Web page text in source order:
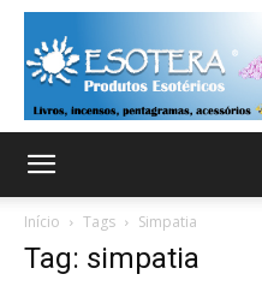
Início Tags Simpatia
Tag: simpatia